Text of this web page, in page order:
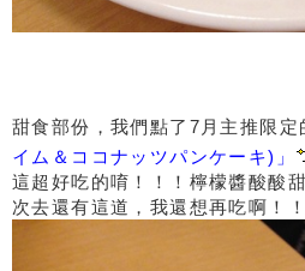
甜食部份，我們點了7月主推限定
イム＆ココナッツパンケーキ)」
這超好吃的唷！！！檸檬醬酸酸
次去還有這道，我還想再吃啊！！